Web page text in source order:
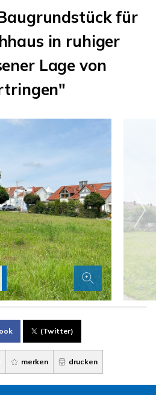
für
in ruhiger
Lage von
(Twitter)
merken drucken